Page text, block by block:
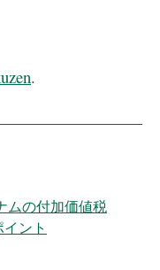
.
の付加価値税
ント